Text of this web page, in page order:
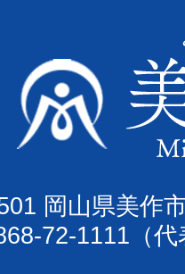
岡山県美作
72-1111（代